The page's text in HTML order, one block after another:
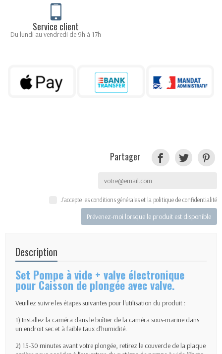
Service client
Du lundi au vendredi de 9h à 17h
Partager
J'accepte les conditions générales et la politique de confidentialité
Prévenez-moi lorsque le produit est disponible
Description
Set Pompe à vide + valve électronique
pour Caisson de plongée avec valve.
Veuillez suivre les étapes suivantes pour l'utilisation du produit :
1) Installez la caméra dans le boîtier de la caméra sous-marine dans
un endroit sec et à faible taux d'humidité.
2) 15-30 minutes avant votre plongée, retirez le couvercle de la plaque